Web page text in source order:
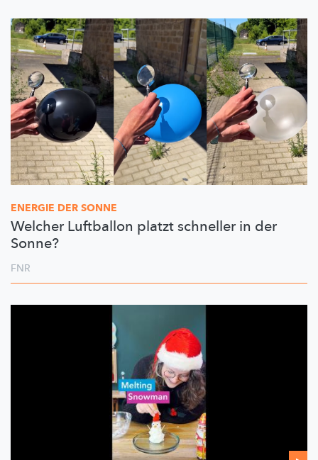
ENERGIE DER SONNE
Welcher Luftballon platzt schneller in der
Sonne?
FNR